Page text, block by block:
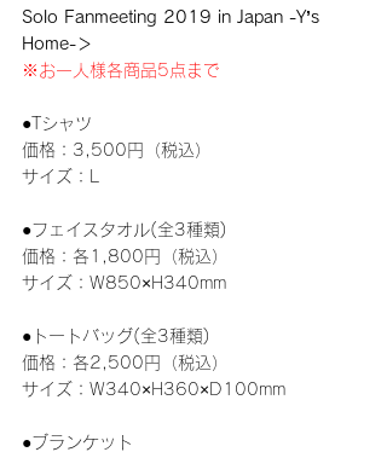
Solo Fanmeeting 2019 in Japan -Y’s
Home-＞
※お一人様各商品5点まで
●Tシャツ
価格：3,500円（税込）
サイズ：L
●フェイスタオル(全3種類)
価格：各1,800円（税込）
サイズ：W850×H340mm
●トートバッグ(全3種類)
価格：各2,500円（税込）
サイズ：W340×H360×D100mm
●ブランケット